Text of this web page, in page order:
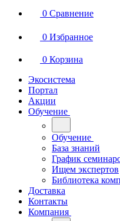
0 Сравнение
0 Избранное
0 Корзина
Экосистема
Портал
Акции
Обучение
Обучение
База знаний
График
Ищем экспертов
Библиотека
Доставка
Контакты
Компания